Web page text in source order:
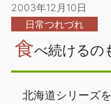
2003年12月10日
日常つれづれ
食べ続けるの
北海道シリーズ